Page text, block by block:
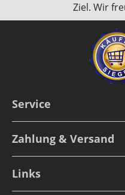
Ziel. Wir
Service
Zahlung & Versand
Links